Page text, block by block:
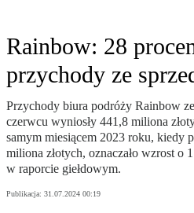
Rainbow: 28
przychody ze
Przychody biura podróży Rainbow
czerwcu wyniosły 441,8 miliona
samym miesiącem 2023 roku, kiedy
miliona złotych, oznaczało wzrost o
w raporcie giełdowym.
Publikacja: 31.07.2024 00:19